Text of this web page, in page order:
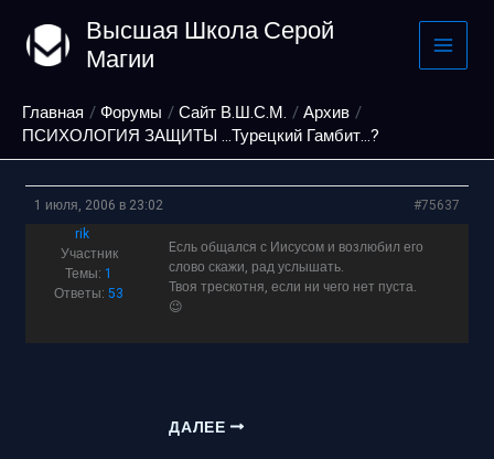
содержимому
Высшая Школа Серой
Магии
Главная Форумы Сайт В.Ш.С.М.
Архив
ПСИХОЛОГИЯ ЗАЩИТЫ …Турецкий Гамбит…?
1 июля, 2006 в 23:02
#75637
rik
Участник
Темы:1
Ответы:53
Eсль общался с Иисусом и возлюбил его
слово скажи, рад услышать.
Твоя трескотня, если ни чего нет пуста.
😉
ДАЛЕЕ